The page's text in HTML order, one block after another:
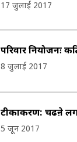
17 जुलाई 2017
परिवार नियोजनः
8 जुलाई 2017
टीकाकरण: चढऩे
5 जून 2017